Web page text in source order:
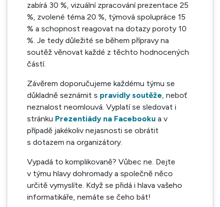
zabírá 30 %, vizuální zpracování prezentace 25
%, zvolené téma 20 %, týmová spolupráce 15
% a schopnost reagovat na dotazy poroty 10
%. Je tedy důležité se během přípravy na
soutěž věnovat každé z těchto hodnocených
částí.
Závěrem doporučujeme každému týmu se
důkladně seznámit s pravidly soutěže, neboť
neznalost neomlouvá. Vyplatí se sledovat i
stránku Prezentiády na Facebooku a v
případě jakékoliv nejasnosti se obrátit
s dotazem na organizátory.
Vypadá to komplikovaně? Vůbec ne. Dejte
v týmu hlavy dohromady a společně něco
určitě vymyslíte. Když se přidá i hlava vašeho
informatikáře, nemáte se čeho bát!